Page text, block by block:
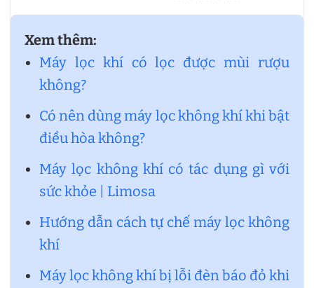
Xem thêm:
Máy lọc khí có lọc được mùi rượu
không?
Có nên dùng máy lọc không khí khi bật
điều hòa không?
Máy lọc không khí có tác dụng gì với
sức khỏe | Limosa
Hướng dẫn cách tự chế máy lọc không
khí
Máy lọc không khí bị lỗi đèn báo đỏ khi